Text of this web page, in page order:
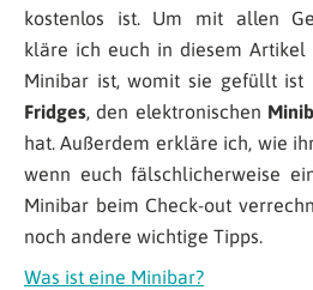
kostenlos ist. Um mit allen
kläre ich euch in diesem
Minibar ist, womit sie gefüllt ist
Fridges, den elektronischen
hat. Außerdem erkläre ich, wie
wenn euch fälschlicherweise
Minibar beim Check-out
noch andere wichtige Tipps.
Was ist eine Minibar?